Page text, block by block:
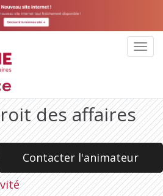
des affaires
Contacter l'animateur